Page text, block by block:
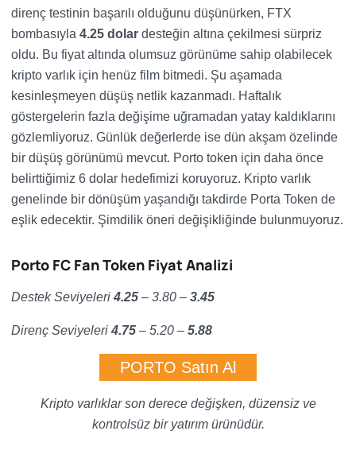
direnç testinin başarılı olduğunu düşünürken, FTX
bombasıyla 4.25 dolar desteğin altına çekilmesi sürpriz
oldu. Bu fiyat altında olumsuz görünüme sahip olabilecek
kripto varlık için henüz film bitmedi. Şu aşamada
kesinleşmeyen düşüş netlik kazanmadı. Haftalık
göstergelerin fazla değişime uğramadan yatay kaldıklarını
gözlemliyoruz. Günlük değerlerde ise dün akşam özelinde
bir düşüş görünümü mevcut. Porto token için daha önce
belirttiğimiz 6 dolar hedefimizi koruyoruz. Kripto varlık
genelinde bir dönüşüm yaşandığı takdirde Porta Token de
eşlik edecektir. Şimdilik öneri değişikliğinde bulunmuyoruz.
Porto FC Fan Token Fiyat Analizi
Destek Seviyeleri4.25 – 3.80 – 3.45
Direnç Seviyeleri4.75 – 5.20 – 5.88
PORTO Satın Al
Kripto varlıklar son derece değişken, düzensiz ve
kontrolsüz bir yatırım ürünüdür.